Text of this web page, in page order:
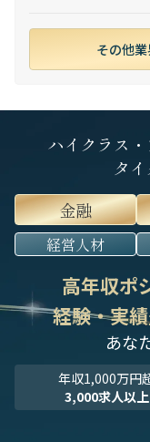
その他
ハイクラス
タ
金融
経営人材
高年収ポ
経験・実
あな
年収1,000万円
3,000求人以上